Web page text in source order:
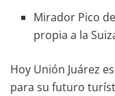
Mirador Pico
propia a la
Hoy Unión Juárez
para su futuro